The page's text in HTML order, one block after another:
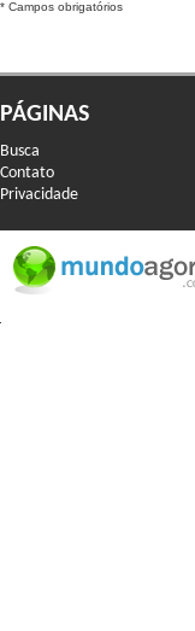
* Campos obrigatórios
PÁGINAS
Busca
Contato
Privacidade